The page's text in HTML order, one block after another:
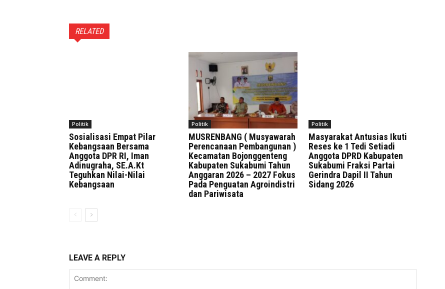
RELATED
Politik
Sosialisasi Empat Pilar
Kebangsaan Bersama
Anggota DPR RI, Iman
Adinugraha, SE.A.Kt
Teguhkan Nilai-Nilai
Kebangsaan
Politik
MUSRENBANG ( Musyawarah
Perencanaan Pembangunan )
Kecamatan Bojonggenteng
Kabupaten Sukabumi Tahun
Anggaran 2026 – 2027 Fokus
Pada Penguatan Agroindistri
dan Pariwisata
Politik
Masyarakat Antusias Ikuti
Reses ke 1 Tedi Setiadi
Anggota DPRD Kabupaten
Sukabumi Fraksi Partai
Gerindra Dapil II Tahun
Sidang 2026
LEAVE A REPLY